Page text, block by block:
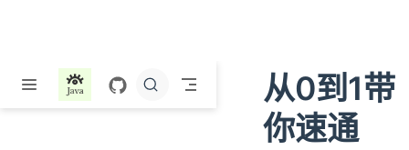
从0到1带
你速通